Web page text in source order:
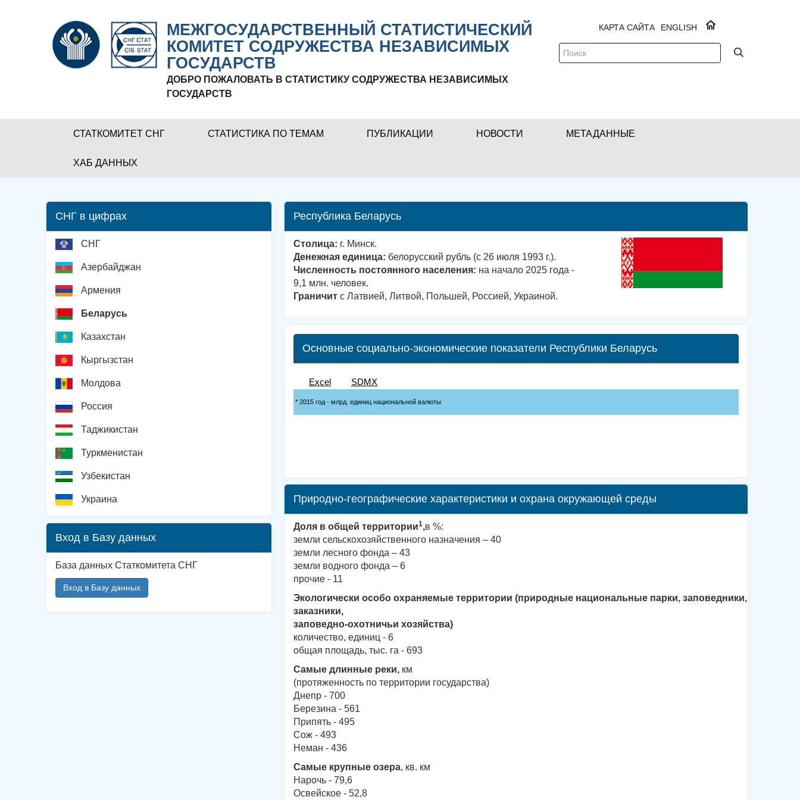
МЕЖГОСУДАРСТВЕННЫЙ СТАТИСТИЧЕСКИЙ
КОМИТЕТ СОДРУЖЕСТВА НЕЗАВИСИМЫХ
ГОСУДАРСТВ
ДОБРО ПОЖАЛОВАТЬ В СТАТИСТИКУ СОДРУЖЕСТВА НЕЗАВИСИМЫХ
ГОСУДАРСТВ
ENGLISH
КАРТА САЙТА
СТАТКОМИТЕТ СНГ СТАТИСТИКА ПО ТЕМАМ ПУБЛИКАЦИИ НОВОСТИ МЕТАДАННЫЕ
ХАБ ДАННЫХ
СНГ в цифрах
СНГ
Азербайджан
Армения
Беларусь
Казахстан
Кыргызстан
Молдова
Россия
Таджикистан
Туркменистан
Узбекистан
Украина
Вход в Базу данных
База данных Статкомитета СНГ
Вход в Базу данных
Республика Беларусь
Столица: г. Минск.
Денежная единица: белорусский рубль (с 26 июля 1993 г.).
Численность постоянного населения: на начало 2025 года -
9,1 млн. человек.
Граничит с Латвией, Литвой, Польшей, Россией, Украиной.
Основные социально-экономические показатели Республики Беларусь
Природно-географические характеристики и охрана окружающей среды
Доля в общей территории1,в %:
земли сельскохозяйственного назначения – 40
земли лесного фонда – 43
земли водного фонда – 6
прочие - 11
Экологически особо охраняемые территории (природные национальные парки, заповедники,
заказники,
заповедно-охотничьи хозяйства)
количество, единиц - 6
общая площадь, тыс. га - 693
Самые длинные реки,км
(протяженность по территории государства)
Днепр - 700
Березина - 561
Припять - 495
Сож - 493
Неман - 436
Самые крупные озера, кв. км
Нарочь - 79,6
Освейское - 52,8